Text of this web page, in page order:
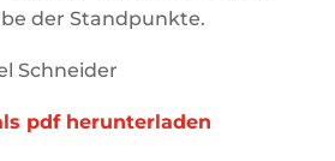
der Standpunkte.
Schneider
pdf herunterladen